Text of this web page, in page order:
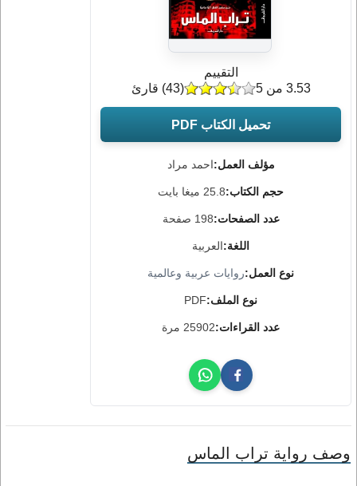
مؤلف العمل:احمد مراد
حجم الكتاب:25.8 ميغا بايت
عدد الصفحات:198 صفحة
اللغة:العربية
نوع العمل:روايات عربية وعالمية
نوع الملف:PDF
عدد القراءات:25902 مرة
التقييم
(
43) قارئ 3.53 من 5
تحميل الكتاب PDF
وصف رواية تراب الماس